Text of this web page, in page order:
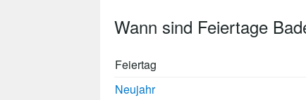
Wann sind Feiertage
Feiertag
Neujahr